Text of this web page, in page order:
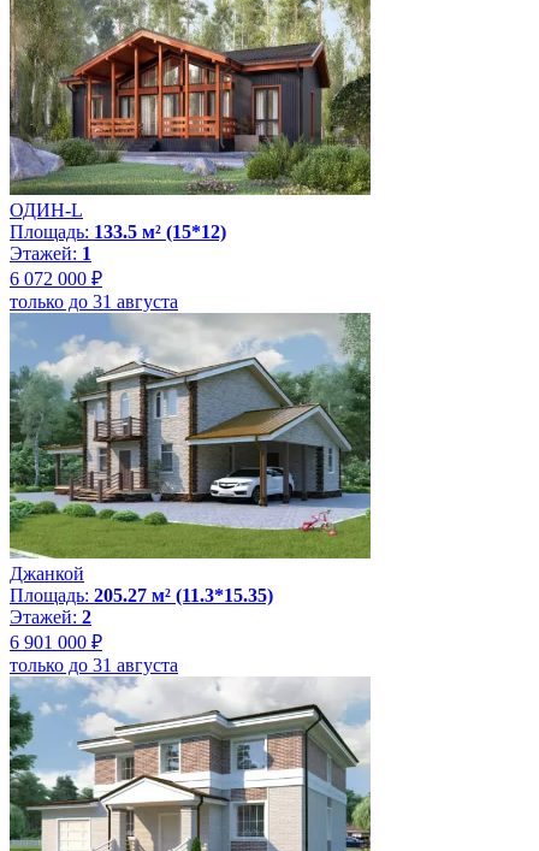
ОДИН-L
Площадь: 133.5 м² (15*12)
Этажей: 1
6 072 000 ₽
только до 31 августа
Джанкой
Площадь: 205.27 м² (11.3*15.35)
Этажей: 2
6 901 000 ₽
только до 31 августа